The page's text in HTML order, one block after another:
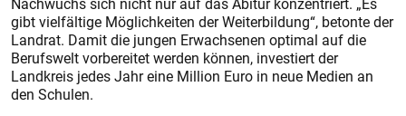
gibt vielfältige Möglichkeiten der Weiterbildung“, betonte der
Landrat. Damit die jungen Erwachsenen optimal auf die
Berufswelt vorbereitet werden können, investiert der
Landkreis jedes Jahr eine Million Euro in neue Medien an
den Schulen.